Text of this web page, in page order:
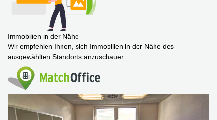
Immobilien in der Nähe
Wir empfehlen Ihnen, sich Immobilien in der Nähe des
ausgewählten Standorts anzuschauen.